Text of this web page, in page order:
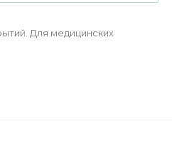
Для медицинских